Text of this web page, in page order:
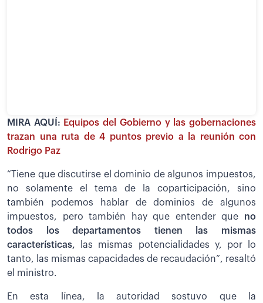
MIRA AQUÍ: Equipos del Gobierno y las gobernaciones
trazan una ruta de 4 puntos previo a la reunión con
Rodrigo Paz
“Tiene que discutirse el dominio de algunos impuestos,
no solamente el tema de la coparticipación, sino
también podemos hablar de dominios de algunos
impuestos, pero también hay que entender que no
todos los departamentos tienen las mismas
características,
las mismas potencialidades y, por lo
tanto, las mismas capacidades de recaudación”, resaltó
el ministro.
En esta línea, la autoridad sostuvo que la